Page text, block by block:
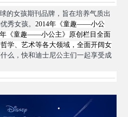
的女孩期刊品牌，旨在培养气质出
秀女孩。 2014年《童趣——小公
年《童趣——小公主》原创栏目全面
学、艺术等各大领域，全面开阔女
么，快和迪士尼公主们一起享受成